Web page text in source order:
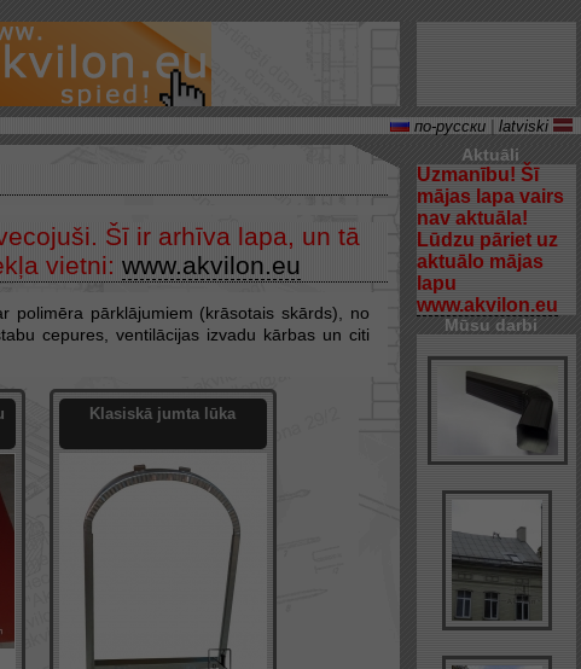
по-русски latviski
Aktuāli
Uzmanību! Šī
mājas lapa vairs
nav aktuāla!
Lūdzu pāriet uz
aktuālo mājas
lapu
www.akvilon.eu
Mūsu darbi
Šī ir arhīva lapa, un tā
vietni: www.akvilon.eu
polimēra pārklājumiem (krāsotais skārds), no
cepures, ventilācijas izvadu kārbas un citi
Klasiskā jumta lūka